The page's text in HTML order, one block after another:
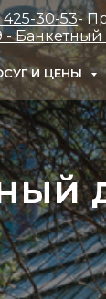
425-30-53-
-
И ЦЕНЫ